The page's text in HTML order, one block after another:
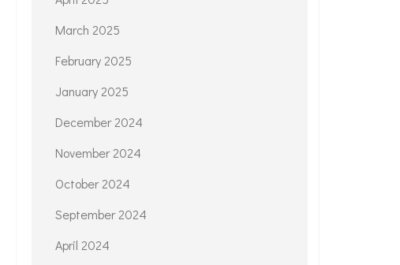
March 2025
February 2025
January 2025
December 2024
November 2024
October 2024
September 2024
April 2024